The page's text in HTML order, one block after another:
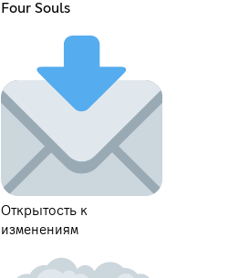
Four Souls
Открытость к
изменениям